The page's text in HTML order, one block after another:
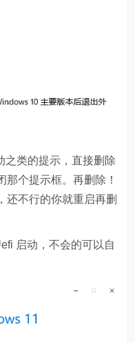
类的提示，直接删除
个提示框。再删除！
还不行的你就重启再删
启动，不会的可以自